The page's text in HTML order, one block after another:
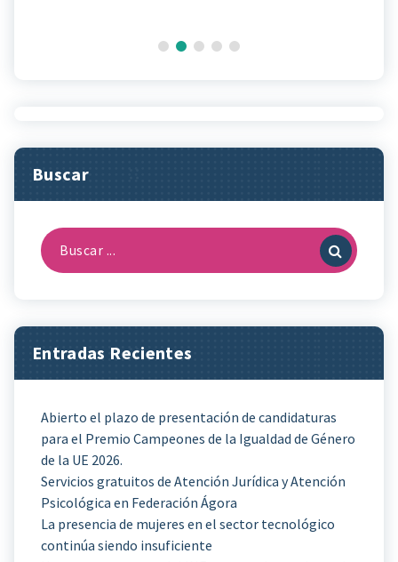
Buscar
Buscar:
Entradas Recientes
Abierto el plazo de presentación de candidaturas
para el Premio Campeones de la Igualdad de Género
de la UE 2026.
Servicios gratuitos de Atención Jurídica y Atención
Psicológica en Federación Ágora
La presencia de mujeres en el sector tecnológico
continúa siendo insuficiente